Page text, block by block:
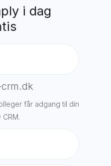
i dag
får adgang til din
CRM.